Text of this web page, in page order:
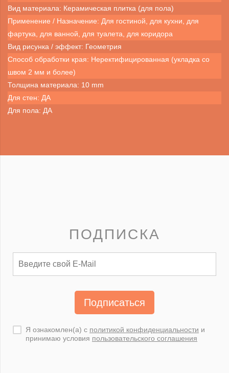
Вид материала: Керамическая плитка (для пола)
Применение / Назначение: Для гостиной, для кухни, для
фартука, для ванной, для туалета, для коридора
Вид рисунка / эффект: Геометрия
Способ обработки края: Неректифицированная (укладка со
швом 2 мм и более)
Толщина материала: 10 mm
Для стен: ДА
Для пола: ДА
ПОДПИСКА
Подписаться
Я ознакомлен(а) с политикой конфиденциальности и
принимаю условия пользовательского соглашения